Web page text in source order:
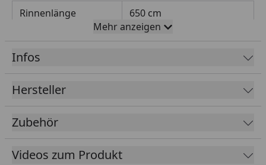
Rinnenlänge
650 cm
Rinnenbreite
68 mm
Fallrohrdurchmesser
Material
Farbe
Anthrazit
Mehr anzeigen
Infos
Hersteller
Zubehör
Videos zum Produkt